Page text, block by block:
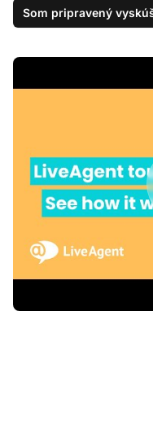
Som pripravený